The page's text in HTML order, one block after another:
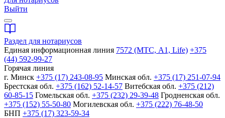
Выйти
Раздел для нотариусов
Единая информационная линия 7572 (МТС, A1, Life) +375
(44) 592-99-27
Горячая линия
г. Минск +375 (17) 243-08-95 Минская обл. +375 (17) 251-07-94
Брестская обл. +375 (162) 52-14-57 Витебская обл. +375 (212)
60-85-15 Гомельская обл. +375 (232) 29-39-48 Гродненская обл.
+375 (152) 55-50-80 Могилевская обл. +375 (222) 76-48-50
БНП +375 (17) 323-59-34